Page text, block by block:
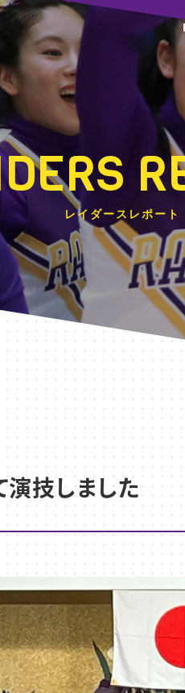
レイダースレポート
演技しました